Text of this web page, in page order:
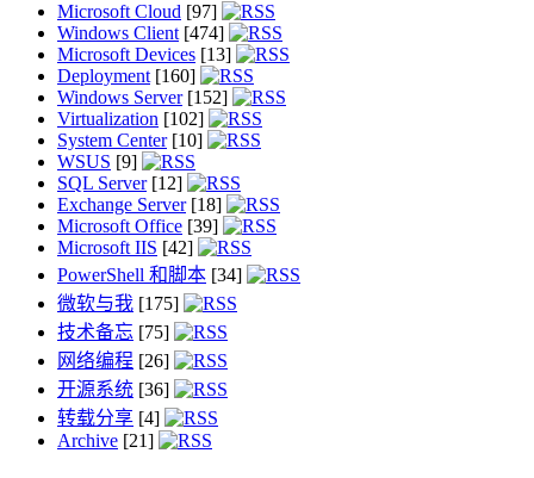
Microsoft Cloud [97]
Windows Client[474]
Microsoft Devices [13]
Deployment[160]
Windows Server[152]
Virtualization [102]
System Center[10]
WSUS [9]
SQL Server[12]
Exchange Server[18]
Microsoft Office [39]
Microsoft IIS [42]
PowerShell 和脚本 [34]
微软与我 [175]
技术备忘 [75]
网络编程 [26]
开源系统 [36]
转载分享 [4]
Archive [21]